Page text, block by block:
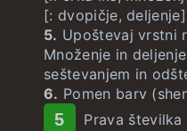
[: dvopičje, deljenje]
5. Upoštevaj vrstni
Množenje in
seštevanjem in
6. Pomen barv
5
Prava